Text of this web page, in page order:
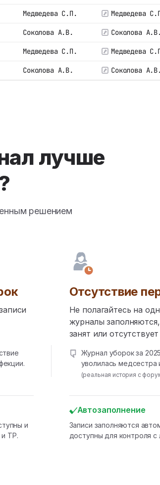
Медведева С.П. Медведева
Соколова А.В. Соколова А.В.
Медведева С.П. Медведева
Соколова А.В. Соколова А.В.
лучше
решением
и
ТР.
Отсутствие
Не полагайтесь на
журналы
занят или отсутствует
Журнал уборок за
уволилась медсестра
(реальная история с
Автозаполнение
Записи заполняются
доступны для контроля с